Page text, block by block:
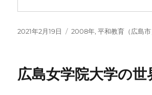
投
2021年2月19日
カ
ー
2008年,平和教育（広島市
広島女学院大学の世